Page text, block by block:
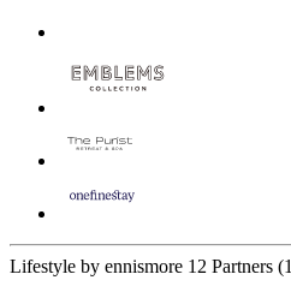
Lifestyle by ennismore 12 Partners